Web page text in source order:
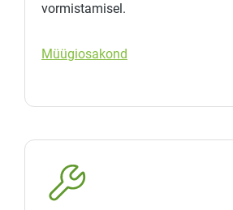
vormistamisel.
Müügiosakond